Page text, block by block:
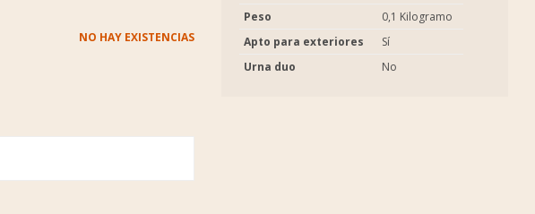
NO HAY EXISTENCIAS
Peso
0,1 Kilogramo
Apto para exteriores
Sí
Urna duo
No